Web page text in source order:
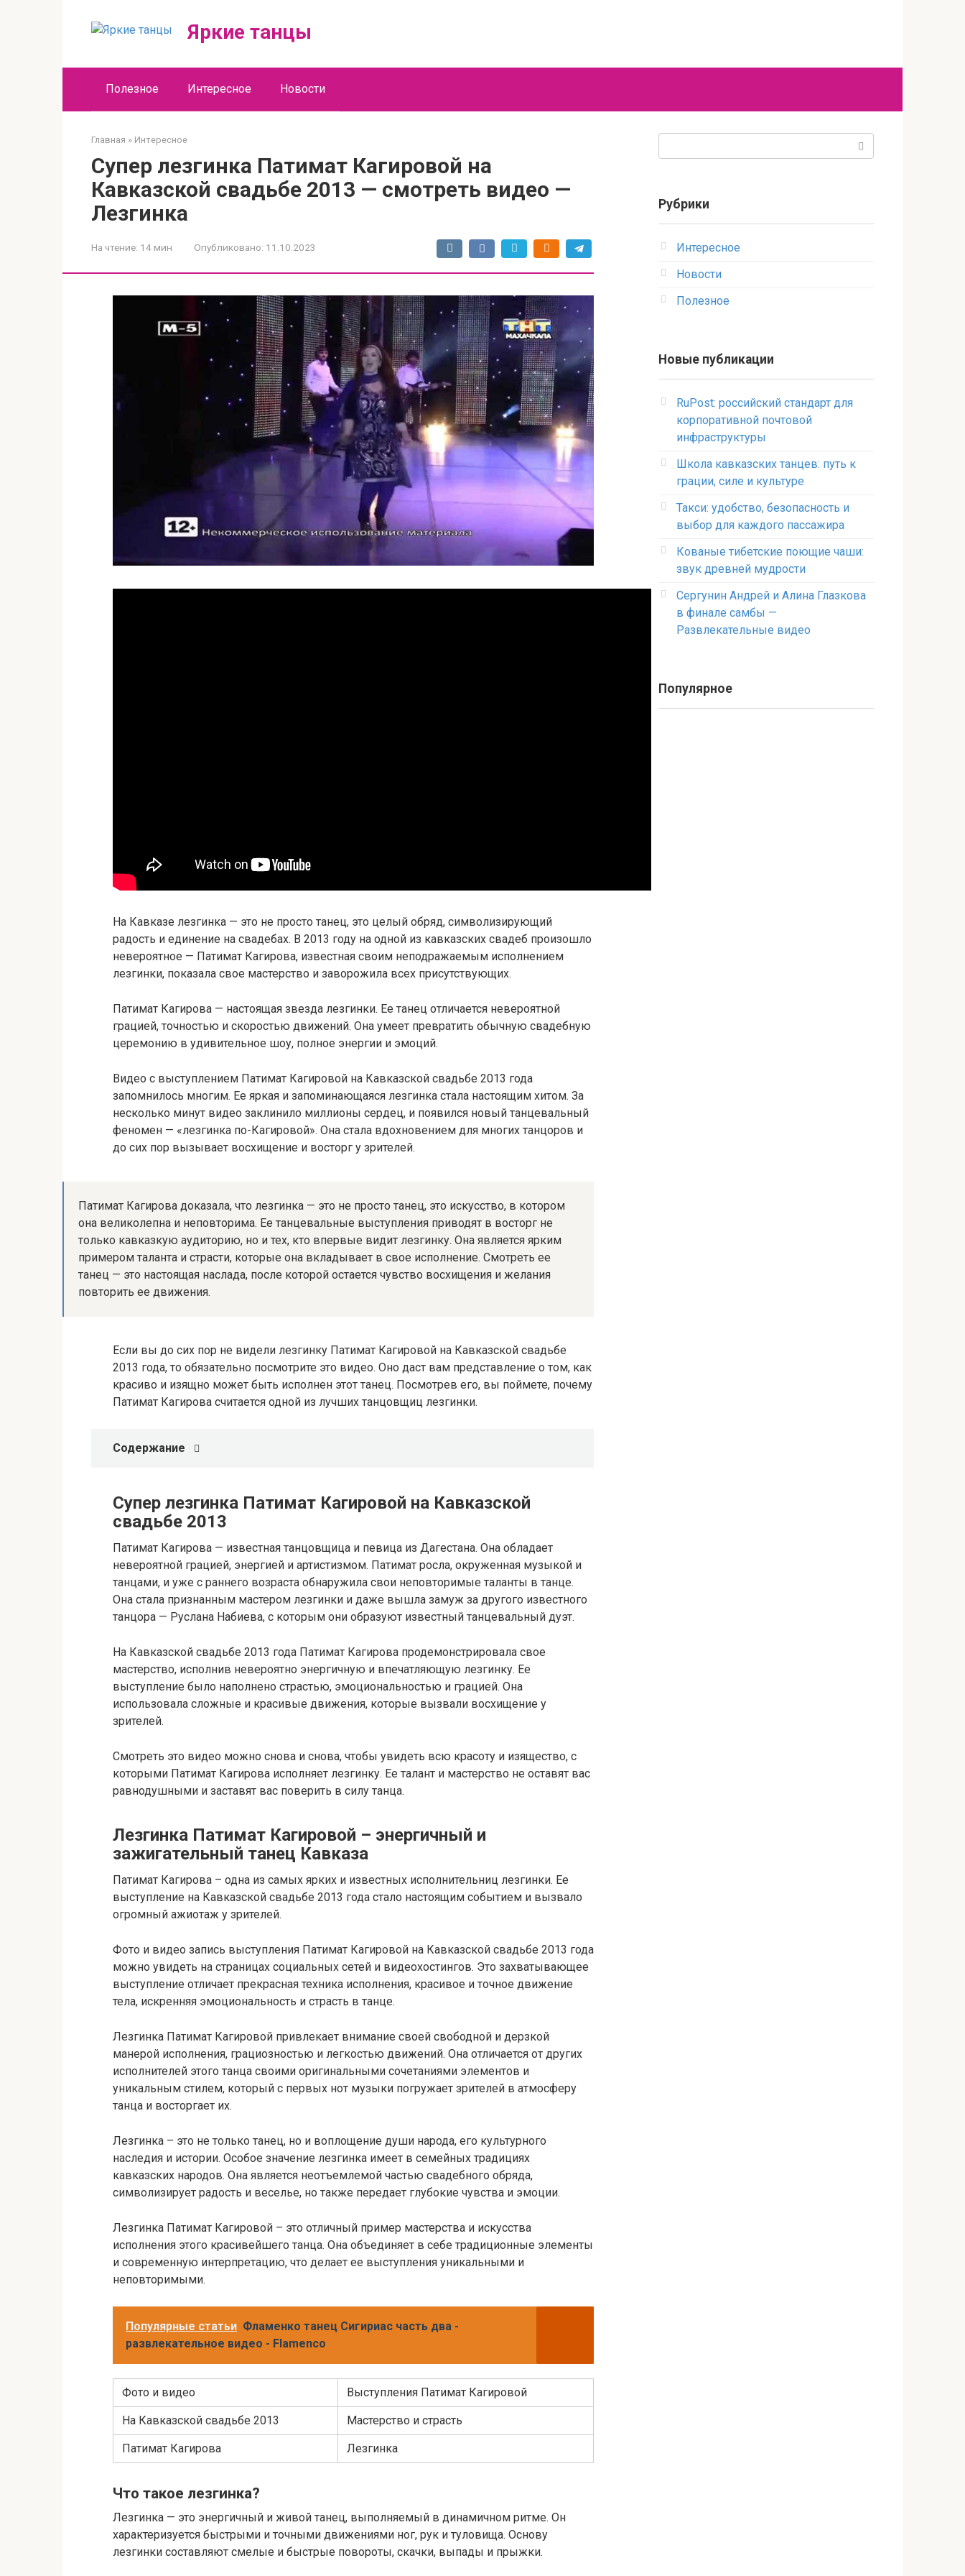
Яркие танцы
Полезное Интересное Новости
Главная » Интересное
Супер лезгинка Патимат Кагировой на
Кавказской свадьбе 2013 — смотреть видео —
Лезгинка
На чтение: 14 мин Опубликовано: 11.10.2023
На Кавказе лезгинка — это не просто танец, это целый обряд, символизирующий
радость и единение на свадебах. В 2013 году на одной из кавказских свадеб произошло
невероятное — Патимат Кагирова, известная своим неподражаемым исполнением
лезгинки, показала свое мастерство и заворожила всех присутствующих.
Патимат Кагирова — настоящая звезда лезгинки. Ее танец отличается невероятной
грацией, точностью и скоростью движений. Она умеет превратить обычную свадебную
церемонию в удивительное шоу, полное энергии и эмоций.
Видео с выступлением Патимат Кагировой на Кавказской свадьбе 2013 года
запомнилось многим. Ее яркая и запоминающаяся лезгинка стала настоящим хитом. За
несколько минут видео заклинило миллионы сердец, и появился новый танцевальный
феномен — «лезгинка по-Кагировой». Она стала вдохновением для многих танцоров и
до сих пор вызывает восхищение и восторг у зрителей.
Патимат Кагирова доказала, что лезгинка — это не просто танец, это искусство, в котором
она великолепна и неповторима. Ее танцевальные выступления приводят в восторг не
только кавказкую аудиторию, но и тех, кто впервые видит лезгинку. Она является ярким
примером таланта и страсти, которые она вкладывает в свое исполнение. Смотреть ее
танец — это настоящая наслада, после которой остается чувство восхищения и желания
повторить ее движения.
Если вы до сих пор не видели лезгинку Патимат Кагировой на Кавказской свадьбе
2013 года, то обязательно посмотрите это видео. Оно даст вам представление о том, как
красиво и изящно может быть исполнен этот танец. Посмотрев его, вы поймете, почему
Патимат Кагирова считается одной из лучших танцовщиц лезгинки.
Содержание
Супер лезгинка Патимат Кагировой на Кавказской
свадьбе 2013
Патимат Кагирова — известная танцовщица и певица из Дагестана. Она обладает
невероятной грацией, энергией и артистизмом. Патимат росла, окруженная музыкой и
танцами, и уже с раннего возраста обнаружила свои неповторимые таланты в танце.
Она стала признанным мастером лезгинки и даже вышла замуж за другого известного
танцора — Руслана Набиева, с которым они образуют известный танцевальный дуэт.
На Кавказской свадьбе 2013 года Патимат Кагирова продемонстрировала свое
мастерство, исполнив невероятно энергичную и впечатляющую лезгинку. Ее
выступление было наполнено страстью, эмоциональностью и грацией. Она
использовала сложные и красивые движения, которые вызвали восхищение у
зрителей.
Смотреть это видео можно снова и снова, чтобы увидеть всю красоту и изящество, с
которыми Патимат Кагирова исполняет лезгинку. Ее талант и мастерство не оставят вас
равнодушными и заставят вас поверить в силу танца.
Лезгинка Патимат Кагировой – энергичный и
зажигательный танец Кавказа
Патимат Кагирова – одна из самых ярких и известных исполнительниц лезгинки. Ее
выступление на Кавказской свадьбе 2013 года стало настоящим событием и вызвало
огромный ажиотаж у зрителей.
Фото и видео запись выступления Патимат Кагировой на Кавказской свадьбе 2013 года
можно увидеть на страницах социальных сетей и видеохостингов. Это захватывающее
выступление отличает прекрасная техника исполнения, красивое и точное движение
тела, искренняя эмоциональность и страсть в танце.
Лезгинка Патимат Кагировой привлекает внимание своей свободной и дерзкой
манерой исполнения, грациозностью и легкостью движений. Она отличается от других
исполнителей этого танца своими оригинальными сочетаниями элементов и
уникальным стилем, который с первых нот музыки погружает зрителей в атмосферу
танца и восторгает их.
Лезгинка – это не только танец, но и воплощение души народа, его культурного
наследия и истории. Особое значение лезгинка имеет в семейных традициях
кавказских народов. Она является неотъемлемой частью свадебного обряда,
символизирует радость и веселье, но также передает глубокие чувства и эмоции.
Лезгинка Патимат Кагировой – это отличный пример мастерства и искусства
исполнения этого красивейшего танца. Она объединяет в себе традиционные элементы
и современную интерпретацию, что делает ее выступления уникальными и
неповторимыми.
Популярные статьи Фламенко танец Сигириас часть два -
развлекательное видео - Flamenco
Фото и видео Выступления Патимат Кагировой
На Кавказской свадьбе 2013 Мастерство и страсть
Патимат Кагирова Лезгинка
Что такое лезгинка?
Лезгинка — это энергичный и живой танец, выполняемый в динамичном ритме. Он
характеризуется быстрыми и точными движениями ног, рук и туловища. Основу
лезгинки составляют смелые и быстрые повороты, скачки, выпады и прыжки.
Рубрики
Интересное
Новости
Полезное
Новые публикации
RuPost: российский стандарт для
корпоративной почтовой
инфраструктуры
Школа кавказских танцев: путь к
грации, силе и культуре
Такси: удобство, безопасность и
выбор для каждого пассажира
Кованые тибетские поющие чаши:
звук древней мудрости
Сергунин Андрей и Алина Глазкова
в финале самбы —
Развлекательные видео
Популярное